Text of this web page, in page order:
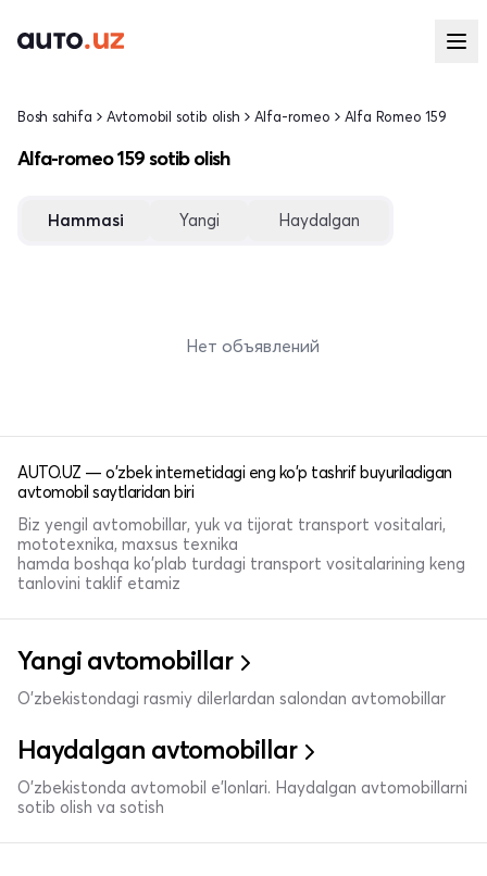
Bosh sahifa Avtomobil sotib olish Alfa-romeo Alfa Romeo 159
Alfa-romeo 159 sotib olish
Hammasi Yangi Haydalgan
Нет объявлений
AUTO.UZ — o'zbek internetidagi eng ko'p tashrif buyuriladigan
avtomobil saytlaridan biri
Biz yengil avtomobillar, yuk va tijorat transport vositalari,
mototexnika, maxsus texnika
hamda boshqa ko'plab turdagi transport vositalarining keng
tanlovini taklif etamiz
Yangi avtomobillar
O'zbekistondagi rasmiy dilerlardan salondan avtomobillar
Haydalgan avtomobillar
O'zbekistonda avtomobil e’lonlari. Haydalgan avtomobillarni
sotib olish va sotish